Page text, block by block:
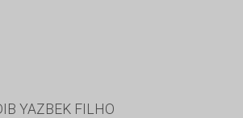
YAZBEK FILHO